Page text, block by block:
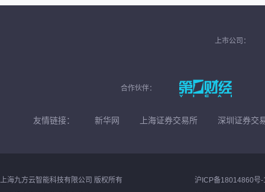
上市公司：
合作伙伴：
友情链接： 新华网 上海证券交易所 深圳证券交
上海九方云智能科技有限公司 版权所有
沪ICP备18014860号-